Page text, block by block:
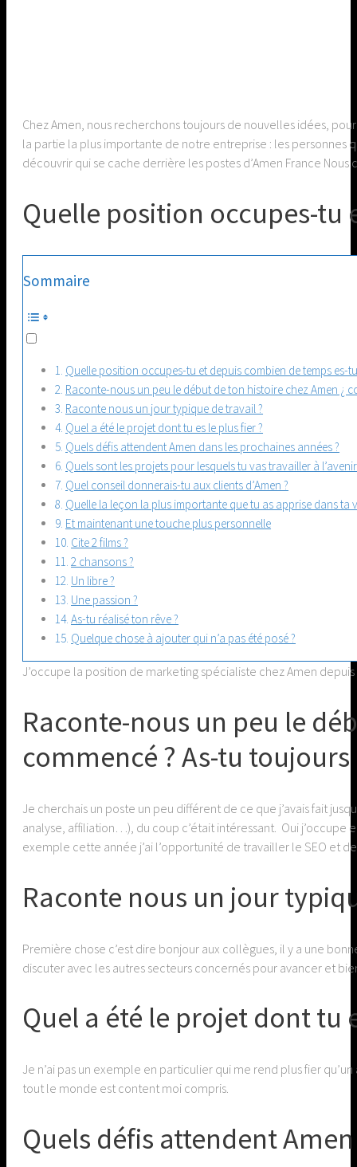
Chez Amen, nous recherchons toujours de nouvelles idées,
la partie la plus importante de notre entreprise : les personnes
découvrir qui se cache derrière les postes d’Amen France
Quelle position occupes-tu
Sommaire
Quelle position occupes-tu et depuis combien de temps es-
Raconte-nous un peu le début de ton histoire chez Amen ¿
Raconte nous un jour typique de travail ?
Quel a été le projet dont tu es le plus fier ?
Quels défis attendent Amen dans les prochaines années ?
Quels sont les projets pour lesquels tu vas travailler à
Quel conseil donnerais-tu aux clients d’Amen ?
Quelle la leçon la plus importante que tu as apprise dans ta
Et maintenant une touche plus personnelle
Cite 2 films ?
2 chansons ?
Un libre ?
Une passion ?
As-tu réalisé ton rêve ?
Quelque chose à ajouter qui n’a pas été posé ?
J’occupe la position de marketing spécialiste chez Amen
Raconte-nous un peu le
commencé ? As-tu
Je cherchais un poste un peu différent de ce que j’avais fait
analyse, affiliation…), du coup c’était intéressant. Oui j’occupe
exemple cette année j’ai l’opportunité de travailler le SEO et
Raconte nous un jour
Première chose c’est dire bonjour aux collègues, il y a une
discuter avec les autres secteurs concernés pour avancer et
Quel a été le projet dont tu
Je n’ai pas un exemple en particulier qui me rend plus fier
tout le monde est content moi compris.
Quels défis attendent